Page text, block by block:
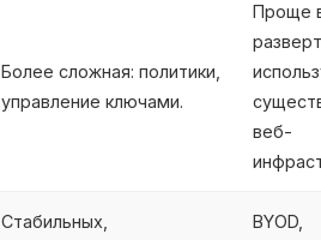
Более сложная: политики,
управление ключами.
Проще
веб-
Стабильных,
BYOD,